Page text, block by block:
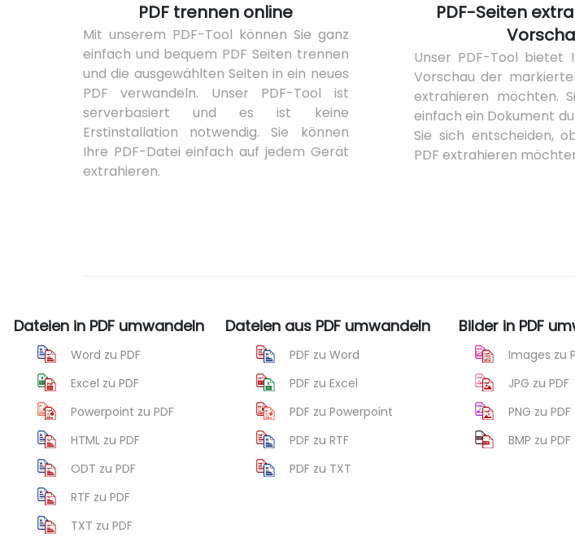
PDF trennen online
Mit unserem PDF-Tool können Sie ganz
einfach und bequem PDF Seiten trennen
und die ausgewählten Seiten in ein neues
PDF verwandeln. Unser PDF-Tool ist
serverbasiert und es ist keine
Erstinstallation notwendig. Sie können
Ihre PDF-Datei einfach auf jedem Gerät
extrahieren.
PDF-Seiten
Unser PDF-Tool bietet
Vorschau der
extrahieren möchten.
einfach ein Dokument
Sie sich entscheiden,
PDF extrahieren
Dateien in PDF umwandeln
Word zu PDF
Excel zu PDF
Powerpoint zu PDF
HTML zu PDF
ODT zu PDF
RTF zu PDF
TXT zu PDF
Dateien aus PDF umwandeln
PDF zu Word
PDF zu Excel
PDF zu Powerpoint
PDF zu RTF
PDF zu TXT
Bilder in PDF
Images zu
JPG zu PDF
PNG zu PDF
BMP zu PDF